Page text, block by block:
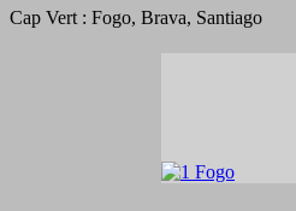
Cap Vert : Fogo, Brava, Santiago